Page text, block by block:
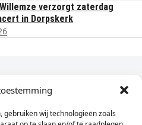
wij technologieën zoals
verzorgt zaterdag
in Dorpskerk
nieuws in je e-mail?